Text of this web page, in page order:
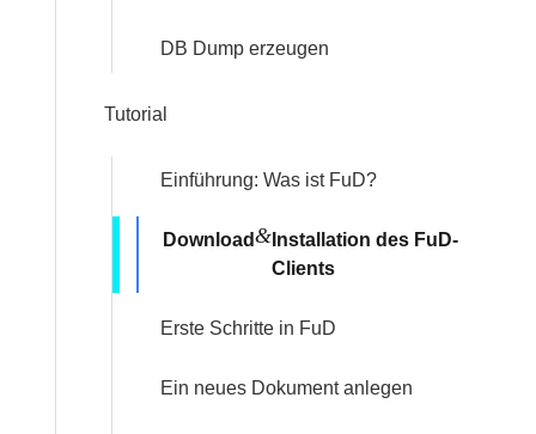
DB Dump erzeugen
Tutorial
Einführung: Was ist FuD?
Download& Installation des FuD-
Clients
Erste Schritte in FuD
Ein neues Dokument anlegen